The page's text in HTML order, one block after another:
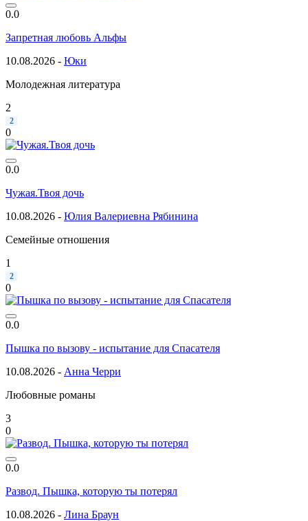
0.0
Запретная любовь Альфы
10.08.2026 - Юки
Молодежная литература
2
2
0
0.0
Чужая.Твоя дочь
10.08.2026 - Юлия Валериевна Рябинина
Семейные отношения
1
2
0
0.0
Пышка по вызову - испытание для Спасателя
10.08.2026 - Анна Черри
Любовные романы
3
0
0.0
Развод. Пышка, которую ты потерял
10.08.2026 - Лина Браун